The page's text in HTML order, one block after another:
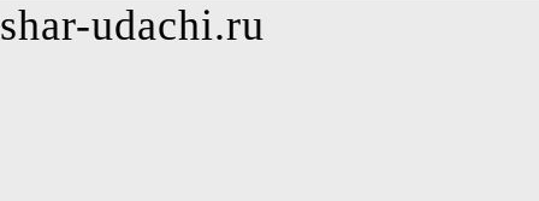
shar-udachi.ru